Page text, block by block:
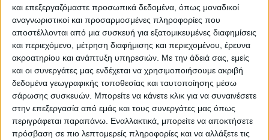
και επεξεργαζόμαστε προσωπικά δεδομένα, όπως μοναδικοί
αναγνωριστικοί και προσαρμοσμένες πληροφορίες που
αποστέλλονται από μια συσκευή για εξατομικευμένες διαφημίσεις
και περιεχόμενο, μέτρηση διαφήμισης και περιεχομένου, έρευνα
ακροατηρίου και ανάπτυξη υπηρεσιών. Με την άδειά σας, εμείς
και οι συνεργάτες μας ενδέχεται να χρησιμοποιήσουμε ακριβή
δεδομένα γεωγραφικής τοποθεσίας και ταυτοποίησης μέσω
σάρωσης συσκευών. Μπορείτε να κάνετε κλικ για να συναινέσετε
στην επεξεργασία από εμάς και τους συνεργάτες μας όπως
περιγράφεται παραπάνω. Εναλλακτικά, μπορείτε να αποκτήσετε
πρόσβαση σε πιο λεπτομερείς πληροφορίες και να αλλάξετε τις
Αναλυτικότερα στην έντυπη έκδοση του «Νέου
Αγώνα»
Τελευταίες Ειδήσεις Σήμερα
Ακολούθησε την εφημερίδα ΝΕΟΣ
ΑΓΩΝ στο Google News!